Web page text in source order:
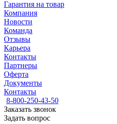
Гарантия на товар
Компания
Новости
Команда
Отзывы
Карьера
Контакты
Партнеры
Оферта
Документы
Контакты
8-800-250-43-50
Заказать звонок
Задать вопрос